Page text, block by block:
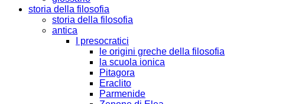
storia della filosofia
storia della filosofia
antica
I presocratici
le origini greche della filosofia
la scuola ionica
Pitagora
Eraclito
Parmenide